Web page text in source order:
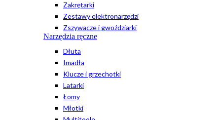
Zakrętarki
Zestawy elektronarzędzi
Zszywacze i gwoździarki
Narzędzia ręczne
Dłuta
Imadła
Klucze i grzechotki
Latarki
Łomy
Młotki